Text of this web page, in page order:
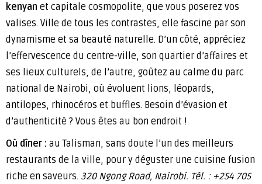
kenyan et capitale cosmopolite, que vous poserez vos
valises. Ville de tous les contrastes, elle fascine par son
dynamisme et sa beauté naturelle. D’un côté, appréciez
l’effervescence du centre-ville, son quartier d’affaires et
ses lieux culturels, de l’autre, goûtez au calme du parc
national de Nairobi, où évoluent lions, léopards,
antilopes, rhinocéros et buffles. Besoin d’évasion et
d’authenticité ? Vous êtes au bon endroit !
Où dîner : au Talisman, sans doute l’un des meilleurs
restaurants de la ville, pour y déguster une cuisine fusion
riche en saveurs. 320 Ngong Road, Nairobi. Tél. : +254 705